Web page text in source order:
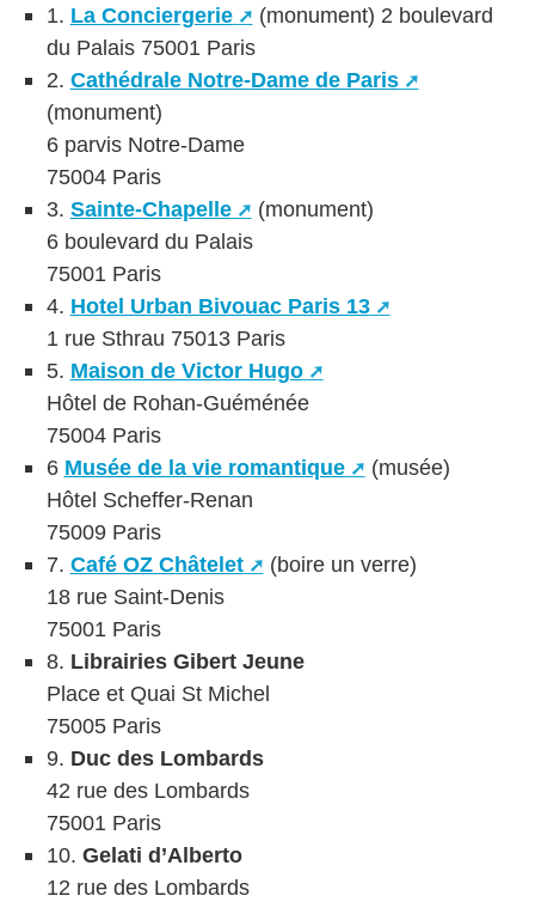
1. La Conciergerie
(monument) 2 boulevard
du Palais 75001 Paris
2. Cathédrale Notre-Dame de Paris
(monument)
6 parvis Notre-Dame
75004 Paris
3. Sainte-Chapelle
(monument)
6 boulevard du Palais
75001 Paris
4. Hotel Urban Bivouac Paris 13
1 rue Sthrau 75013 Paris
5. Maison de Victor Hugo
Hôtel de Rohan-Guéménée
75004 Paris
6 Musée de la vie romantique
(musée)
Hôtel Scheffer-Renan
75009 Paris
7. Café OZ Châtelet
(boire un verre)
18 rue Saint-Denis
75001 Paris
8. Librairies Gibert Jeune
Place et Quai St Michel
75005 Paris
9. Duc des Lombards
42 rue des Lombards
75001 Paris
10. Gelati d’Alberto
12 rue des Lombards